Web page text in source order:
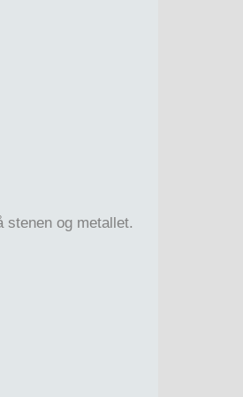
og metallet.